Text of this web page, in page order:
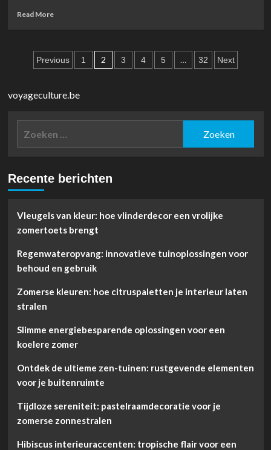
Read MoreRead
in
eigen
creatieve
avonden
Berichten
Previous 1 2 3 4 5 … 32 Next
voyageculture.be
Recente berichten
Vleugels van kleur: hoe vlinderdecor een vrolijke
zomertoets brengt
Regenwateropvang: innovatieve tuinoplossingen voor
behoud en gebruik
Zomerse kleuren: hoe citruspaletten je interieur laten
stralen
Slimme energiebesparende oplossingen voor een
koelere zomer
Ontdek de ultieme zen-tuinen: rustgevende elementen
voor je buitenruimte
Tijdloze sereniteit: pastelraamdecoratie voor je
zomerse zonnestralen
Hibiscus interieuraccenten: tropische flair voor een